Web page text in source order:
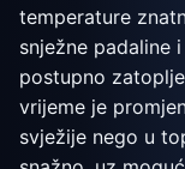
temperature
snježne padaline
postupno
vrijeme je
svježije nego u